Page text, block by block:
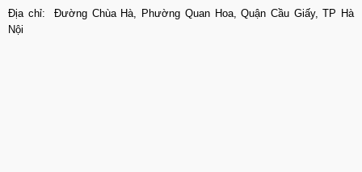
Địa chỉ: Đường Chùa Hà, Phường Quan Hoa, Quận Cầu Giấy, TP Hà
Nội